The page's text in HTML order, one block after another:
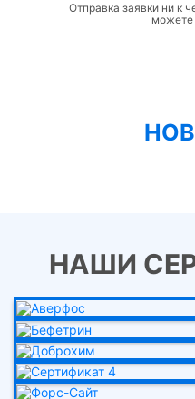
Отправка заявки ни к
можете
НАШИ